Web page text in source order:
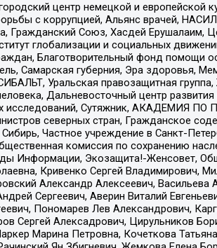
центр немецкой и европейской
с коррупцией, Альянс врачей,
Гражданский Союз, Хасдей Ерушалаим,
глобализации и социальных
Благотворительный фонд помощи
Самарская губерния, Эра здоровья,
Уральская правозащитная
Дальневосточный центр
исследований, Сутяжник, АКАДЕМИЯ
северных стран, Гражданское
Частное учреждение в Санкт-
комиссия по сохранению
Информации, Экозащита!-Женсовет,
Кривенко Сергей Владимирович,
Александр Алексеевич, Васильева
Сергеевич, Аверин Виталий
Пономарев Лев Александрович,
Сергей Алексадрович, Цирульников
Марина Петровна, Кочеткова